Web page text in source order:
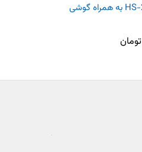
مدل HS-2000 به همراه گوشی
تومان